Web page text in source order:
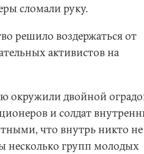
сломали руку.
решило воздержаться от
активистов на
окружили двойной
и солдат
что внутрь никто не
несколько групп молодых